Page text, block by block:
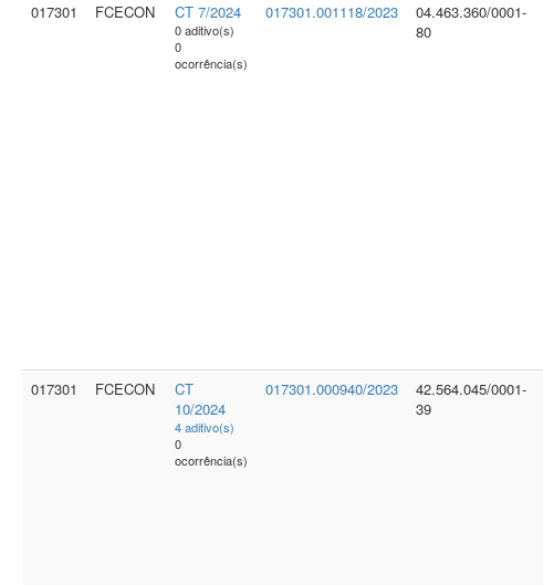
017301
FCECON CT 7/2024
0 aditivo(s)
0
ocorrência(s)
017301.001118/2023
04.463.360/0001-
80
017301 FCECON
CT
10/2024
4 aditivo(s)
0
ocorrência(s)
017301.000940/2023
42.564.045/0001-
39